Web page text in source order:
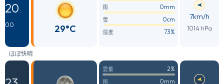
20 :
00
29°C
雨 0mm
雪 0cm
湿度 73%
7km/h
1014 hPa
ほぼ快晴
雲量 2%
雨 0mm